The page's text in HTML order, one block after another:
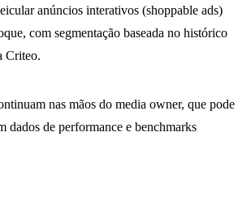
anúncios interativos (shoppable ads)
com segmentação baseada no histórico
Criteo.
nas mãos do media owner, que pode
dados de performance e benchmarks